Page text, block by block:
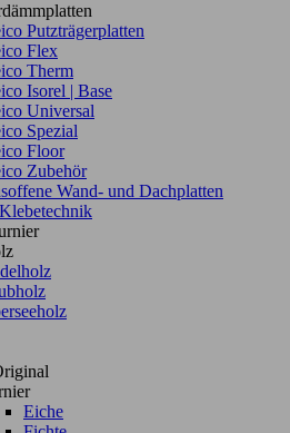
Putzträgerplatten
Flex
Therm
Isorel | Base
Universal
Spezial
Floor
Zubehör
Wand- und Dachplatten
Eiche